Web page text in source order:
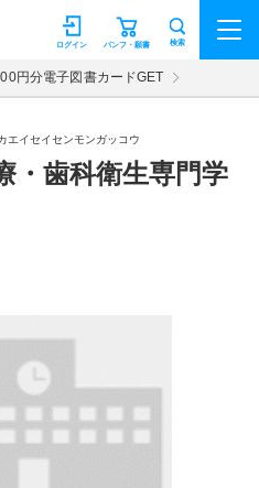
パンフ・願書
ログイン 検索
円分電子図書カードGET
エイセイセンモンガッコウ
・歯科衛生専門学